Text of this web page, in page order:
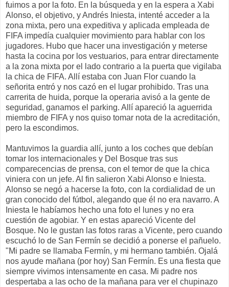
fuimos a por la foto. En la búsqueda y en la espera a Xabi
Alonso, el objetivo, y Andrés Iniesta, intenté acceder a la
zona mixta, pero una expeditiva y aplicada empleada de
FIFA impedía cualquier movimiento para hablar con los
jugadores. Hubo que hacer una investigación y meterse
hasta la cocina por los vestuarios, para entrar directamente
a la zona mixta por el lado contrario a la puerta que vigilaba
la chica de FIFA. Allí estaba con Juan Flor cuando la
señorita entró y nos cazó en el lugar prohibido. Tras una
carrerita de huida, porque la operaria avisó a la gente de
seguridad, ganamos el parking. Allí apareció la aguerrida
miembro de FIFA y nos quiso tomar nota de la acreditación,
pero la escondimos.
Mantuvimos la guardia allí, junto a los coches que debían
tomar los internacionales y Del Bosque tras sus
comparecencias de prensa, con el temor de que la chica
viniera con un jefe. Al fin salieron Xabi Alonso e Iniesta.
Alonso se negó a hacerse la foto, con la cordialidad de un
gran conocido del fútbol, alegando que él no era navarro. A
Iniesta le habíamos hecho una foto el lunes y no era
cuestión de agobiar. Y en estas apareció Vicente del
Bosque. No le gustan las fotos raras a Vicente, pero cuando
escuchó lo de San Fermín se decidió a ponerse el pañuelo.
"Mi padre se llamaba Fermín, y mi hermano también. Ojalá
nos ayude mañana (por hoy) San Fermín. Es una fiesta que
siempre vivimos intensamente en casa. Mi padre nos
despertaba a las ocho de la mañana para ver el chupinazo